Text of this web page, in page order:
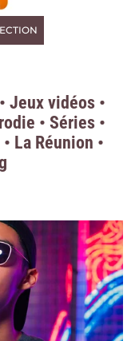
Jeux vidéos
Séries
La Réunion